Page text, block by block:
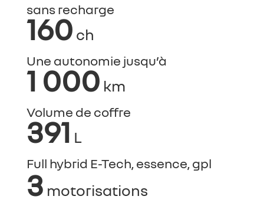
sans recharge
160 ch
Une autonomie jusqu’à
1 000 km
Volume de coffre
391 L
Full hybrid E-Tech, essence, gpl
3 motorisations